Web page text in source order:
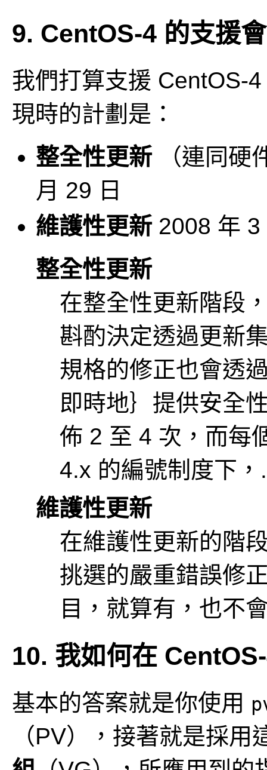
9. CentOS-4 的支援
我們打算支援 CentOS-
現時的計劃是：
整全性更新 （連同硬
月 29 日
維護性更新 2008 年
整全性更新
在整全性更新階段
斟酌決定透過更新
規格的修正也會透
即時地｝提供安全
佈 2 至 4 次，而每
4.x 的編號制度下
維護性更新
在維護性更新的階
挑選的嚴重錯誤修
目，就算有，也不
10. 我如何在
基本的答案就是你使用
（PV），接著就是採